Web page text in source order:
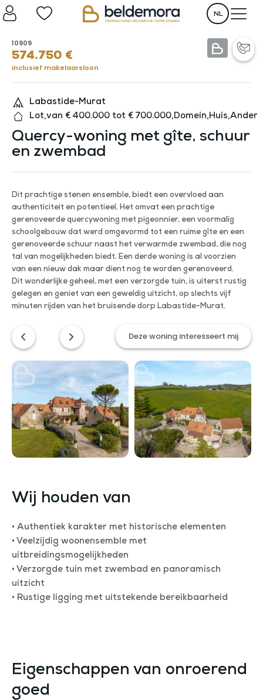
NL
Labastide-Murat
Lot,van € 400.000 tot € 700.000, Domein, Huis,Ander
Quercy-woning met gîte, schuur
en zwembad
Dit prachtige stenen ensemble, biedt een overvloed aan
authenticiteit en potentieel. Het omvat een prachtige
gerenoveerde quercywoning met pigeonnier, een voormalig
schoolgebouw dat werd omgevormd tot een ruime gîte en een
gerenoveerde schuur naast het verwarmde zwembad, die nog
tal van mogelijkheden biedt. Een derde woning is al voorzien
van een nieuw dak maar dient nog te worden gerenoveerd.
Dit wonderlijke geheel, met een verzorgde tuin, is uiterst rustig
gelegen en geniet van een geweldig uitzicht, op slechts vijf
minuten rijden van het bruisende dorp Labastide-Murat.
Deze woning interesseert mij
10909
574.750 €
inclusief makelaarsloon
Wij houden van
• Authentiek karakter met historische elementen
• Veelzijdig woonensemble met
uitbreidingsmogelijkheden
• Verzorgde tuin met zwembad en panoramisch
uitzicht
• Rustige ligging met uitstekende bereikbaarheid
Eigenschappen van onroerend
goed